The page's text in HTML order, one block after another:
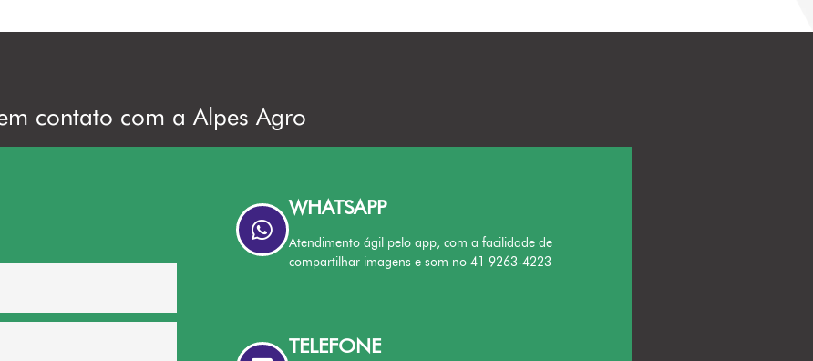
contato com a Alpes Agro
WHATSAPP
Atendimento ágil pelo app, com a facilidade de
compartilhar imagens e som no 41 9263-4223
TELEFONE